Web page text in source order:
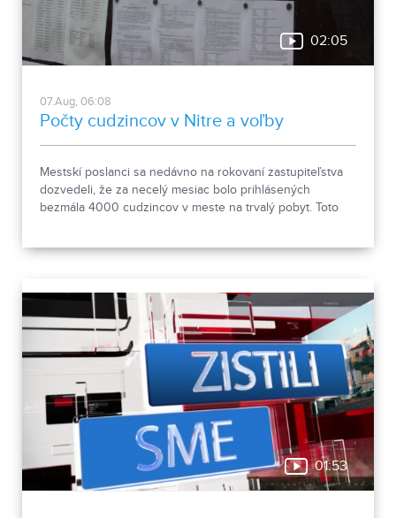
02:05
07.Aug, 06:08
Počty cudzincov v Nitre a voľby
Mestskí poslanci sa nedávno na rokovaní zastupiteľstva
dozvedeli, že za necelý mesiac bolo prihlásených
bezmála 4000 cudzincov v meste na trvalý pobyt. Toto
01:53